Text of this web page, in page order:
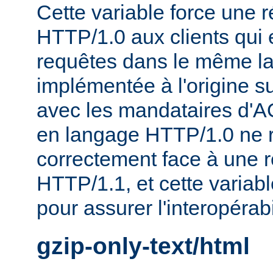
Cette variable force une
HTTP/1.0 aux clients qui
requêtes dans le même
implémentée à l'origine
avec les mandataires
en langage HTTP/1.0 ne
correctement face à une
HTTP/1.1, et cette
pour assurer
gzip-only-text/html